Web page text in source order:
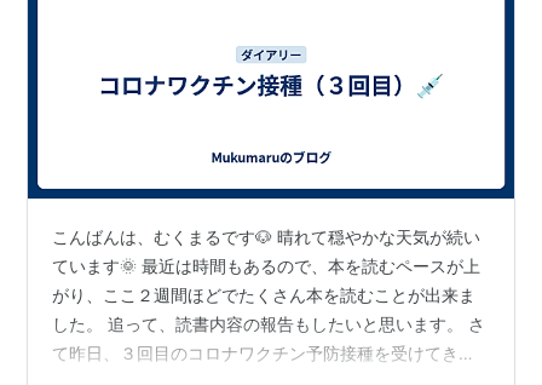
こんばんは、むくまるです🐶 晴れて穏やかな天気が続い
ています🌞 最近は時間もあるので、本を読むペースが上
がり、ここ２週間ほどでたくさん本を読むことが出来ま
した。 追って、読書内容の報告もしたいと思います。 さ
て昨日、３回目のコロナワクチン予防接種を受けてきま